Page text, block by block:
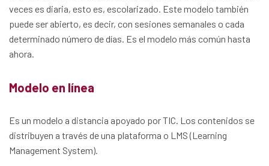
veces es diaria, esto es, escolarizado. Este modelo también
puede ser abierto, es decir, con sesiones semanales o cada
determinado número de días. Es el modelo más común hasta
ahora.
Modelo en línea
Es un modelo a distancia apoyado por TIC. Los contenidos se
distribuyen a través de una plataforma o LMS (Learning
Management System).